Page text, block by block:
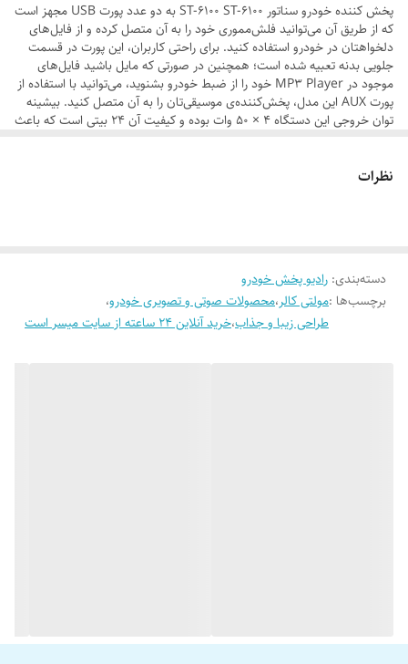
بلوتوث دار
پورت AUX
دارای اکولایزر از پیش تنظیم شده (پاپ، کلاسیک، راک و…)
رادیو FM/AM/SW
دو خروجی آمپی فایر
به فعال بودن این ساختار می توان در قسمت منو این گزینه را غیر فعال نمود.
آی سی 7388 (قویترین IC صوتی Pioneer)
قابلیت استفاده از گوشی تلفن همراه با نصب برنامه blurtooth remote
پخش کننده خودرو سناتور ST-6100 ST-6100 به دو عدد پورت USB مجهز است
که از طریق آن می‌توانید فلش‌مموری خود را به آن متصل کرده و از فایل‌های
دلخواهتان در خودرو استفاده کنید. برای راحتی کاربران، این پورت در قسمت
جلویی بدنه‌ تعبیه شده است؛ همچنین در صورتی که مایل باشید فایل‌های
موجود در MP3 Player خود را از ضبط خودرو بشنوید، می‌توانید با استفاده از
پورت AUX این مدل، پخش‌کننده‌ی موسیقی‌تان را به آن متصل کنید. بیشینه‌
توان خروجی این دستگاه 4 × 50 وات بوده و کیفیت آن 24 بیتی است که باعث
نظرات
دسته‌بندی: رادیو پخش خودرو
برچسب‌ها :مولتی کالر،محصولات صوتی و تصویری خودرو،
طراحی زیبا و جذاب،خرید آنلاین 24 ساعته از سایت میسر است